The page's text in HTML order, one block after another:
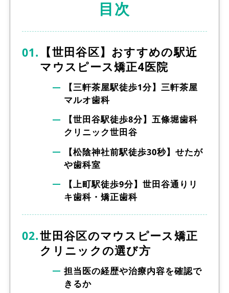
目次
【世田谷区】おすすめの駅近
マウスピース矯正4医院
【三軒茶屋駅徒歩1分】三軒茶屋
マルオ歯科
【世田谷駅徒歩8分】五條堀歯科
クリニック世田谷
【松陰神社前駅徒歩30秒】せたが
や歯科室
【上町駅徒歩9分】世田谷通りリ
キ歯科・矯正歯科
世田谷区のマウスピース矯正
クリニックの選び方
担当医の経歴や治療内容を確認で
きるか